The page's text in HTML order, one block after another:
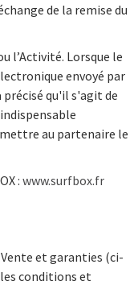
de la remise du
l’Activité. Lorsque le
envoyé par
qu'il s'agit de
au partenaire le
: www.surfbox.fr
et garanties (ci-
conditions et